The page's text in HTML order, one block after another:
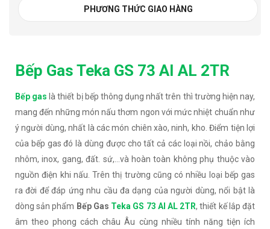
PHƯƠNG THỨC GIAO HÀNG
Bếp Gas Teka GS 73 AI AL 2TR
Bếp gas là thiết bị bếp thông dụng nhất trên thì trường hiện nay,
mang đến những món nấu thơm ngon với mức nhiệt chuẩn như
ý người dùng, nhất là các món chiên xào, ninh, kho. Điểm tiện lợi
của bếp gas đó là dùng được cho tất cả các loại nồi, chảo bằng
nhôm, inox, gang, đất. sứ,…và hoàn toàn không phụ thuộc vào
nguồn điện khi nấu. Trên thị trường cũng có nhiều loại bếp gas
ra đời để đáp ứng nhu cầu đa dạng của người dùng, nổi bật là
dòng sản phẩm Bếp Gas Teka GS 73 AI AL 2TR, thiết kế lắp đặt
âm theo phong cách châu Âu cùng nhiều tính năng tiện ích